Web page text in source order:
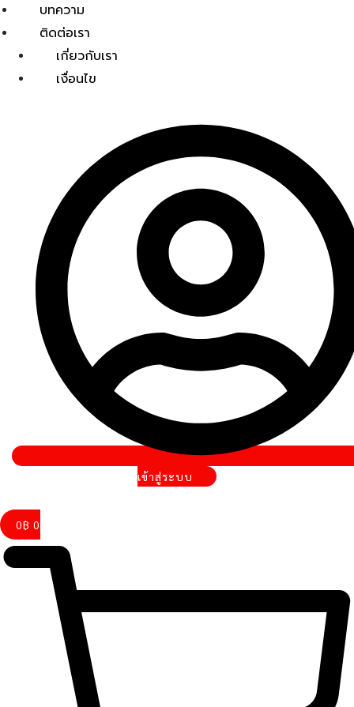
บทความ
ติดต่อเรา
เกี่ยวกับเรา
เงื่อนไข
เข้าสู่ระบบ
0฿ 0